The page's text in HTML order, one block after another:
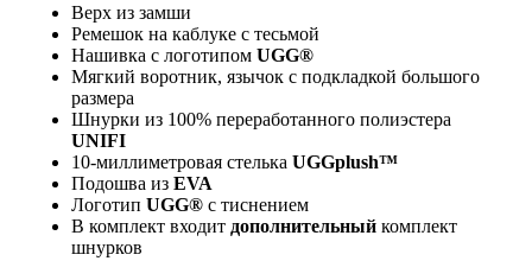
Верх из замши
Ремешок на каблуке с тесьмой
Нашивка с логотипом UGG®
Мягкий воротник, язычок с подкладкой большого
размера
Шнурки из 100% переработанного полиэстера
UNIFI
10-миллиметровая стелька UGGplush™
Подошва из EVA
Логотип UGG® с тиснением
В комплект входит дополнительный комплект
шнурков